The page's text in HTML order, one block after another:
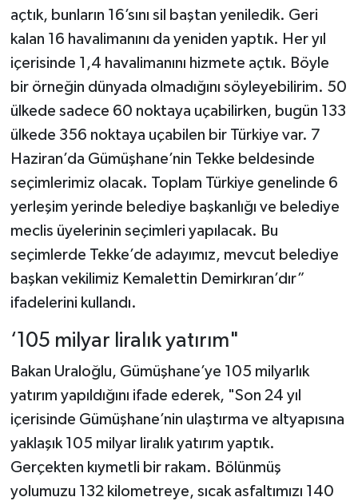
açtık, bunların 16’sını sil baştan yeniledik. Geri
kalan 16 havalimanını da yeniden yaptık. Her yıl
içerisinde 1,4 havalimanını hizmete açtık. Böyle
bir örneğin dünyada olmadığını söyleyebilirim. 50
ülkede sadece 60 noktaya uçabilirken, bugün 133
ülkede 356 noktaya uçabilen bir Türkiye var. 7
Haziran’da Gümüşhane’nin Tekke beldesinde
seçimlerimiz olacak. Toplam Türkiye genelinde 6
yerleşim yerinde belediye başkanlığı ve belediye
meclis üyelerinin seçimleri yapılacak. Bu
seçimlerde Tekke’de adayımız, mevcut belediye
başkan vekilimiz Kemalettin Demirkıran’dır”
ifadelerini kullandı.
‘105 milyar liralık yatırım"
Bakan Uraloğlu, Gümüşhane’ye 105 milyarlık
yatırım yapıldığını ifade ederek, "Son 24 yıl
içerisinde Gümüşhane’nin ulaştırma ve altyapısına
yaklaşık 105 milyar liralık yatırım yaptık.
Gerçekten kıymetli bir rakam. Bölünmüş
yolumuzu 132 kilometreye, sıcak asfaltımızı 140